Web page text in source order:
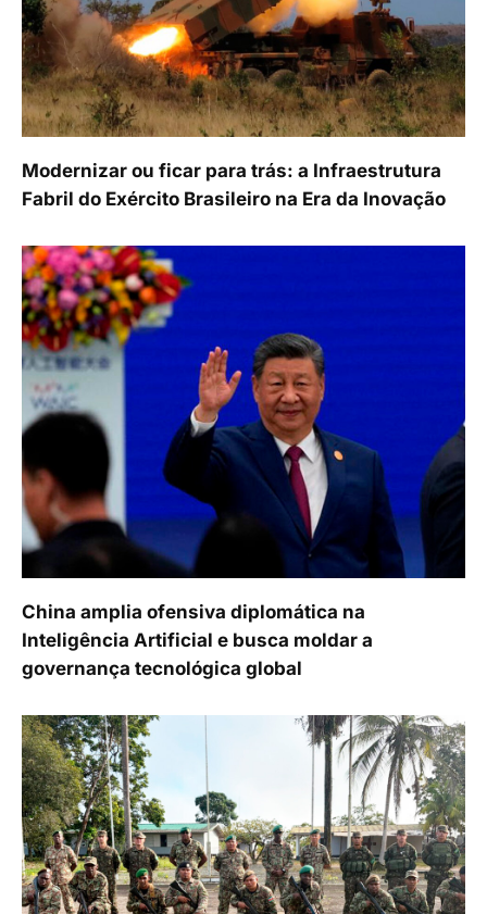
Modernizar ou ficar para trás: a Infraestrutura
Fabril do Exército Brasileiro na Era da Inovação
China amplia ofensiva diplomática na
Inteligência Artificial e busca moldar a
governança tecnológica global